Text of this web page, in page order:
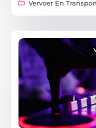
Vervoer En